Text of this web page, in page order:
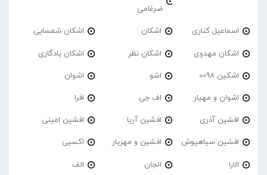
ضرغامی
اسماعیل کناری اشکان اشکان شمسایی
اشکان مهدوی اشکان نظر اشکان یادگاری
اشکین 0098 اشو اشوان
اشوان و مهیار اف جی افرا
افشین آذری افشین آریا افشین امینی
افشین سیاهپوش افشین و مهزیار اکسپی
الارا الجان الف